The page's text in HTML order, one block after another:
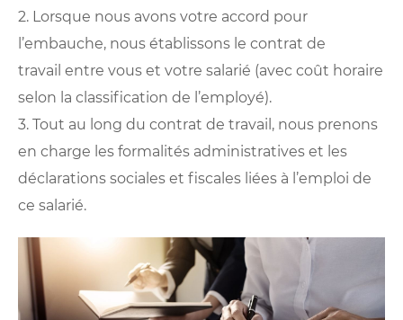
2. Lorsque nous avons votre accord pour
l’embauche, nous établissons le contrat de
travail entre vous et votre salarié (avec coût horaire
selon la classification de l’employé).
3. Tout au long du contrat de travail, nous prenons
en charge les formalités administratives et les
déclarations sociales et fiscales liées à l’emploi de
ce salarié.